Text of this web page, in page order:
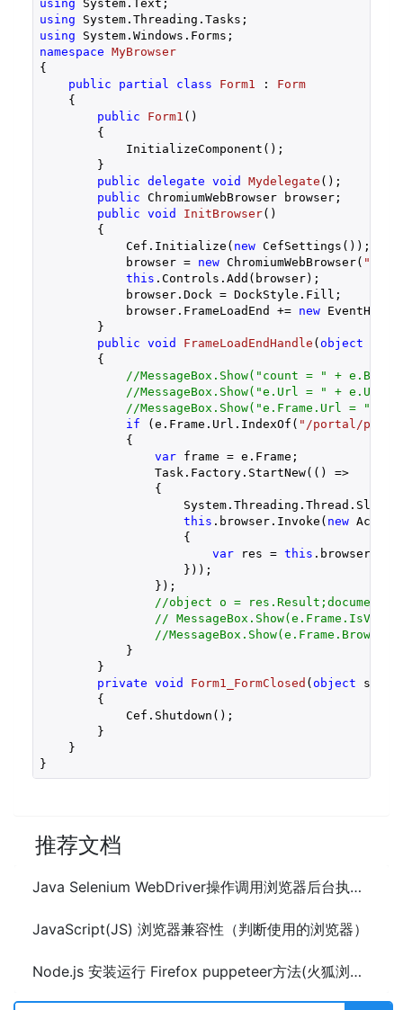
using
using
using
namespace MyBrowser
{
public
partial class Form1 : Form
    {
public
Form1 ( )
{
            InitializeComponent();
        }
public delegate void Mydelegate ( ) ;
public ChromiumWebBrowser browser;
public void InitBrowser( )
{
            Cef.Initialize(
new CefSettings());
            browser =
new ChromiumWebBrowser(
this .Controls.Add(browser);
            browser.Dock = DockStyle.Fill;
            browser.FrameLoadEnd +=
new
        }
public void FrameLoadEndHandle (object
{
//MessageBox.Show("count = " +
//MessageBox.Show("e.Url = " + e.Url);
//MessageBox.Show("e.Frame.Url = " +
if (e.Frame.Url.IndexOf( "/portal/
            {
var frame = e.Frame;
                Task.Factory.StartNew(() =>
                {
                    System.Threading.Thread.Sleep(
this .browser.Invoke( new
                    {
var res = this
                    }));
                });
//object o =
//
//
            }
        }
private void Form1_FormClosed (object
{
            Cef.Shutdown();
        }
    }
}
推荐文档
Java Selenium WebDriver操作调用浏览器后台执行Js(JavaScript)代码
JavaScript(JS) 浏览器兼容性（判断使用的浏览器）
Node.js 安装运行 Firefox puppeteer方法(火狐浏览器版)及示例代码